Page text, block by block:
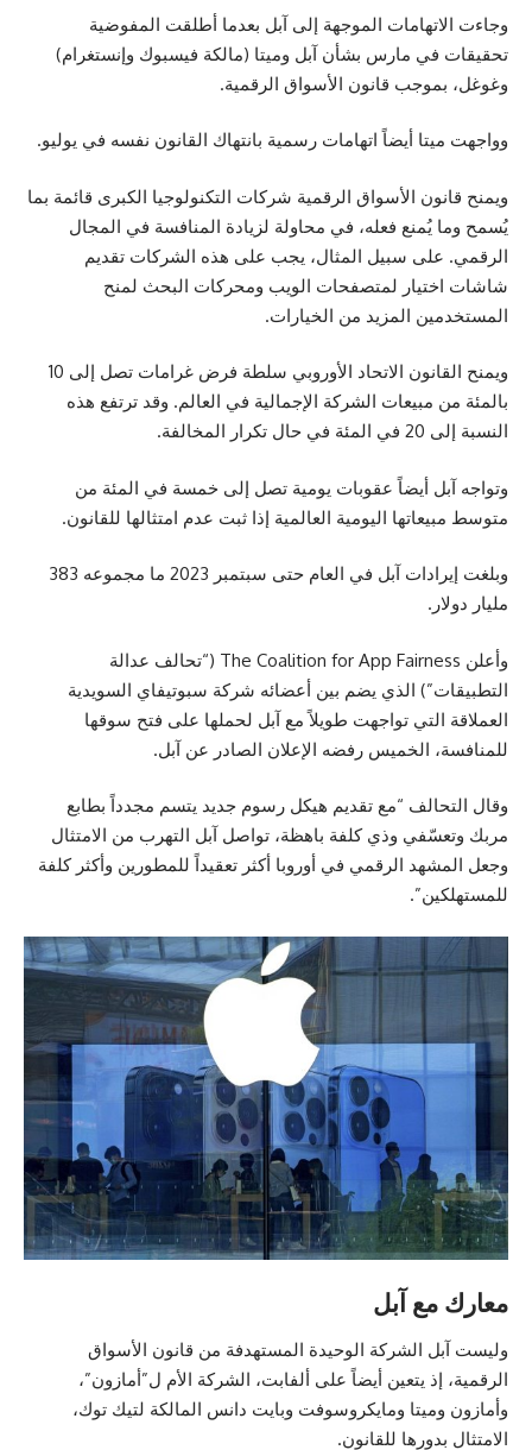
وجاءت الاتهامات الموجهة إلى آبل بعدما أطلقت المفوضية
تحقيقات في مارس بشأن آبل وميتا (مالكة فيسبوك وإنستغرام)
وغوغل، بموجب قانون الأسواق الرقمية.
وواجهت ميتا أيضاً اتهامات رسمية بانتهاك القانون نفسه في يوليو.
ويمنح قانون الأسواق الرقمية شركات التكنولوجيا الكبرى قائمة بما
يُسمح وما يُمنع فعله، في محاولة لزيادة المنافسة في المجال
الرقمي. على سبيل المثال، يجب على هذه الشركات تقديم
شاشات اختيار لمتصفحات الويب ومحركات البحث لمنح
المستخدمين المزيد من الخيارات.
ويمنح القانون الاتحاد الأوروبي سلطة فرض غرامات تصل إلى 10
بالمئة من مبيعات الشركة الإجمالية في العالم. وقد ترتفع هذه
النسبة إلى 20 في المئة في حال تكرار المخالفة.
وتواجه آبل أيضاً عقوبات يومية تصل إلى خمسة في المئة من
متوسط مبيعاتها اليومية العالمية إذا ثبت عدم امتثالها للقانون.
وبلغت إيرادات آبل في العام حتى سبتمبر 2023 ما مجموعه 383
مليار دولار.
وأعلن The Coalition for App Fairness (“تحالف عدالة
التطبيقات”) الذي يضم بين أعضائه شركة سبوتيفاي السويدية
العملاقة التي تواجهت طويلاً مع آبل لحملها على فتح سوقها
للمنافسة، الخميس رفضه الإعلان الصادر عن آبل.
وقال التحالف “مع تقديم هيكل رسوم جديد يتسم مجدداً بطابع
مربك وتعسّفي وذي كلفة باهظة، تواصل آبل التهرب من الامتثال
وجعل المشهد الرقمي في أوروبا أكثر تعقيداً للمطورين وأكثر كلفة
للمستهلكين”.
معارك مع آبل
وليست آبل الشركة الوحيدة المستهدفة من قانون الأسواق
الرقمية، إذ يتعين أيضاً على ألفابت، الشركة الأم ل”أمازون”،
وأمازون وميتا ومايكروسوفت وبايت دانس المالكة لتيك توك،
الامتثال بدورها للقانون.